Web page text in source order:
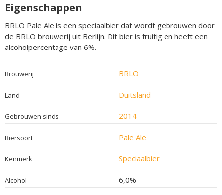
Eigenschappen
BRLO Pale Ale is een speciaalbier dat wordt gebrouwen door
de BRLO brouwerij uit Berlijn. Dit bier is fruitig en heeft een
alcoholpercentage van 6%.
Brouwerij BRLO
Land Duitsland
Gebrouwen sinds 2014
Biersoort Pale Ale
Kenmerk Speciaalbier
Alcohol 6,0%